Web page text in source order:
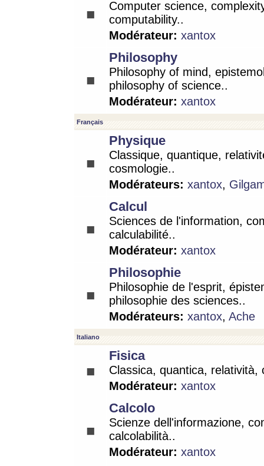
Computer science,
computability..
Modérateur: xantox
Philosophy
Philosophy of mind,
philosophy of science..
Modérateur: xantox
Français
Physique
Classique, quantique,
cosmologie..
Modérateurs: xantox,
Calcul
Sciences de l'information,
calculabilité..
Modérateur: xantox
Philosophie
Philosophie de l'esprit,
philosophie des sciences..
Modérateurs: xantox, Ache
Italiano
Fisica
Classica, quantica, relatività,
Modérateur: xantox
Calcolo
Scienze dell'informazione,
calcolabilità..
Modérateur: xantox